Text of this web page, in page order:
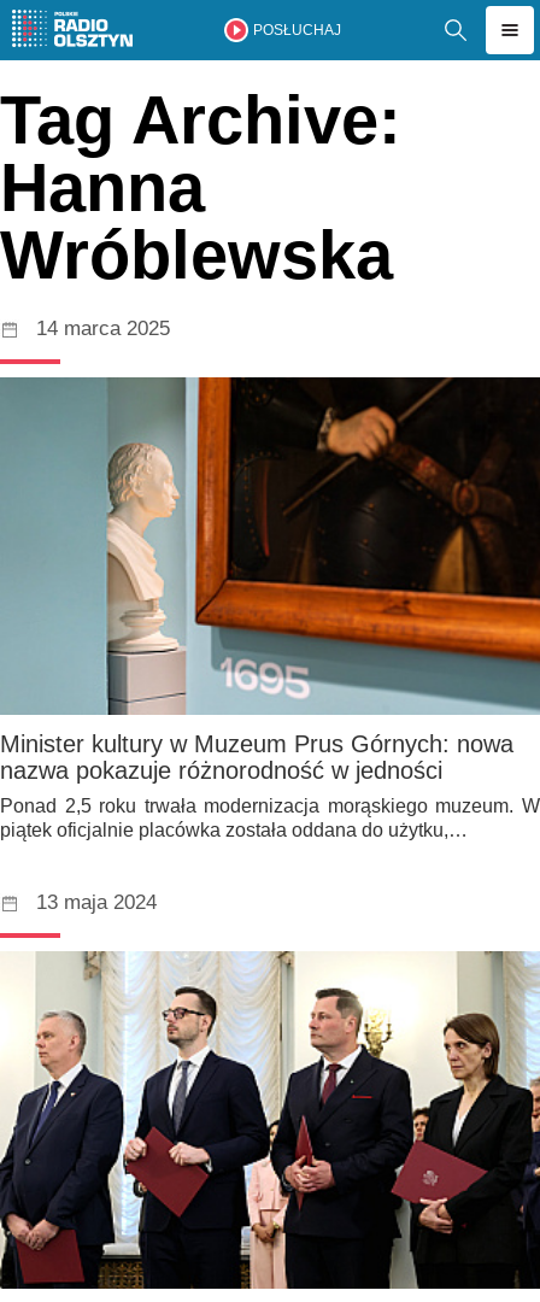
POSŁUCHAJ
Tag Archive:
Hanna
Wróblewska
14 marca 2025
Minister kultury w Muzeum Prus Górnych: nowa
nazwa pokazuje różnorodność w jedności
Ponad 2,5 roku trwała modernizacja morąskiego muzeum. W
piątek oficjalnie placówka została oddana do użytku,…
13 maja 2024